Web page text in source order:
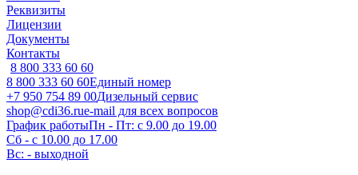
Реквизиты
Лицензии
Документы
Контакты
8 800 333 60 60
8 800 333 60 60Единый номер
+7 950 754 89 00Дизельный сервис
shop@cdi36.rue-mail для всех вопросов
График работыПн - Пт: с 9.00 до 19.00
Сб - с 10.00 до 17.00
Вс: - выходной